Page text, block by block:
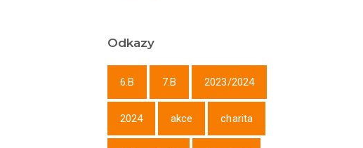
Odkazy
6.B 7.B 2023/2024
2024 akce charita